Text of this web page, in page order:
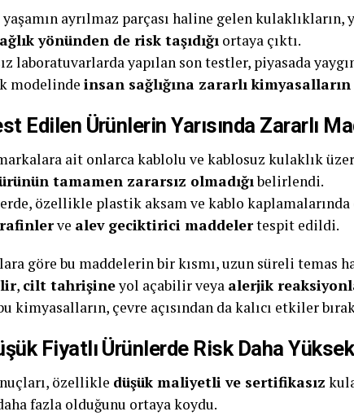
ayrılmaz parçası haline gelen kulaklıkların,
yönünden de risk taşıdığı ortaya çıktı.
laboratuvarlarda yapılan son testler, piyasada
modelinde insan sağlığına zararlı kimyasalların
Edilen Ürünlerin Yarısında Zararlı
ait onlarca kablolu ve kablosuz kulaklık
tamamen zararsız olmadığıbelirlendi.
özellikle plastik aksam ve kablo
ve alev geciktirici maddelertespit edildi.
göre bu maddelerin bir kısmı, uzun süreli temas
, cilt tahrişineyol açabilir veya alerjik
kimyasalların, çevre açısından da kalıcı etkiler
Fiyatlı Ürünlerde Risk Daha Yüksek
özellikle düşük maliyetli ve sertifikasız
fazla olduğunu ortaya koydu.